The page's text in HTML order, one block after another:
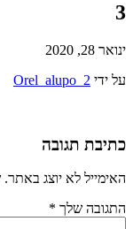
3
ינואר 28, 2020
על ידי Orel_alupo_2
כתיבת תגובה
האימייל לא יוצג באתר.
התגובה שלך *